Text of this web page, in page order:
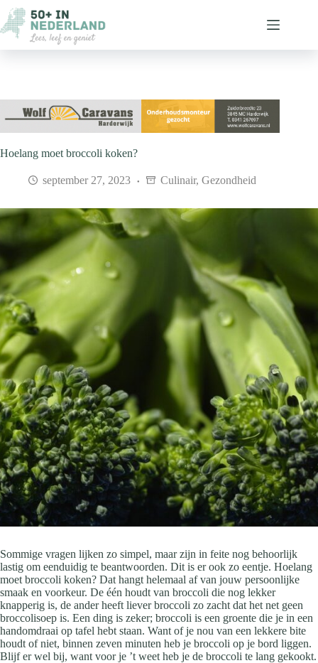
naar
de
inhoud
Hoelang moet broccoli koken?
september 27, 2023 Culinair, Gezondheid
Sommige vragen lijken zo simpel, maar zijn in feite nog behoorlijk
lastig om eenduidig te beantwoorden. Dit is er ook zo eentje. Hoelang
moet broccoli koken? Dat hangt helemaal af van jouw persoonlijke
smaak en voorkeur. De één houdt van broccoli die nog lekker
knapperig is, de ander heeft liever broccoli zo zacht dat het net geen
broccolisoep is. Een ding is zeker; broccoli is een groente die je in een
handomdraai op tafel hebt staan. Want of je nou van een lekkere bite
houdt of niet, binnen zeven minuten heb je broccoli op je bord liggen.
Blijf er wel bij, want voor je ’t weet heb je de broccoli te lang gekookt.